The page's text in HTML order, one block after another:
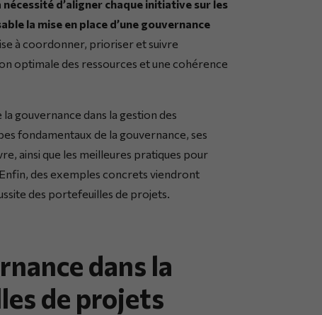
d’aligner chaque initiative sur les
la mise en place d’une gouvernance
à coordonner, prioriser et suivre
optimale des ressources et une cohérence
gouvernance dans la gestion des
fondamentaux de la gouvernance, ses
ainsi que les meilleures pratiques pour
des exemples concrets viendront
des portefeuilles de projets.
dans la
de projets